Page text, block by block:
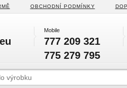
OBCHODNÍ PODMÍNKY
Mobile
777 209 321
775 279 795